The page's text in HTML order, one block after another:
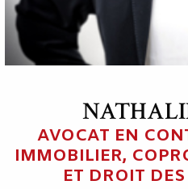
AVOCAT EN
IMMOBILIER,
ET DROIT